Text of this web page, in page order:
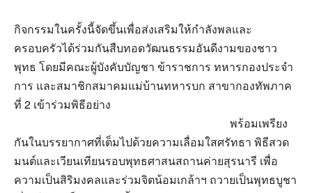
กิจกรรมในครั้งนี้จัดขึ้นเพื่อส่งเสริมให้กำลังพลและ
ครอบครัวได้ร่วมกันสืบทอดวัฒนธรรมอันดีงามของชาว
พุทธ โดยมีคณะผู้บังคับบัญชา ข้าราชการ ทหารกองประจำ
การ และสมาชิกสมาคมแม่บ้านทหารบก สาขากองทัพภาค
ที่ 2 เข้าร่วมพิธีอย่าง
พร้อมเพรียง
กันในบรรยากาศที่เต็มไปด้วยความเลื่อมใสศรัทธา พิธีสวด
มนต์และเวียนเทียนรอบพุทธศาสนสถานค่ายสุรนารี เพื่อ
ความเป็นสิริมงคลและร่วมจิตน้อมเกล้าฯ ถวายเป็นพุทธบูชา